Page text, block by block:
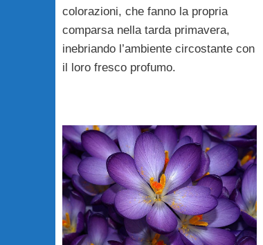
colorazioni, che fanno la propria
comparsa nella tarda primavera,
inebriando l’ambiente circostante con
il loro fresco profumo.